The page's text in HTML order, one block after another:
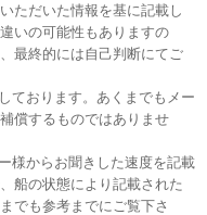
ただいた情報を基に記載し
いの可能性もありますの
最終的には自己判断にてご
ております。あくまでもメー
償するものではありませ
様からお聞きした速度を記載
船の状態により記載された
でも参考までにご覧下さ